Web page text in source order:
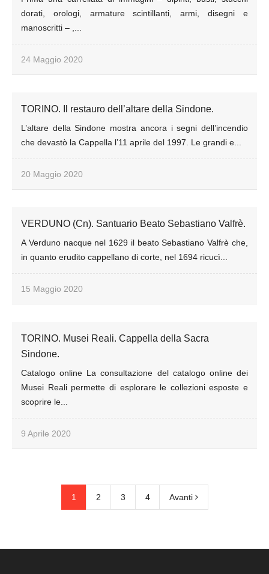
dorati, orologi, armature scintillanti, armi, disegni e
manoscritti – ,...
24 Maggio 2020
TORINO. Il restauro dell’altare della Sindone.
L’altare della Sindone mostra ancora i segni dell’incendio
che devastò la Cappella l’11 aprile del 1997. Le grandi e...
20 Maggio 2020
VERDUNO (Cn). Santuario Beato Sebastiano Valfrè.
A Verduno nacque nel 1629 il beato Sebastiano Valfrè che,
in quanto erudito cappellano di corte, nel 1694 ricucì...
15 Maggio 2020
TORINO. Musei Reali. Cappella della Sacra
Sindone.
Catalogo online La consultazione del catalogo online dei
Musei Reali permette di esplorare le collezioni esposte e
scoprire le...
9 Aprile 2020
1 2 3 4 Avanti